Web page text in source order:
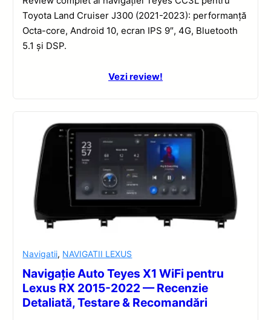
Toyota Land Cruiser J300 (2021-2023): performanță
Octa-core, Android 10, ecran IPS 9″, 4G, Bluetooth
5.1 și DSP.
Vezi review!
Navigatii, NAVIGATII LEXUS
Navigație Auto Teyes X1 WiFi pentru
Lexus RX 2015-2022 — Recenzie
Detaliată, Testare & Recomandări